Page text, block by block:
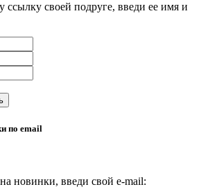
ссылку своей подруге, введи ее имя и
по email
новинки, введи свой e-mail: